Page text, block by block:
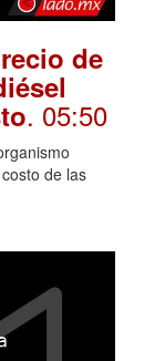
de
. 05:50
de las